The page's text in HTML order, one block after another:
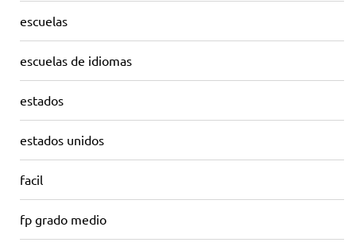
escuelas
escuelas de idiomas
estados
estados unidos
facil
fp grado medio